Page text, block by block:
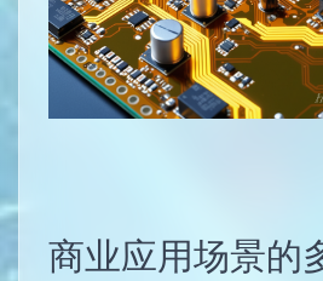
商业应用场景的